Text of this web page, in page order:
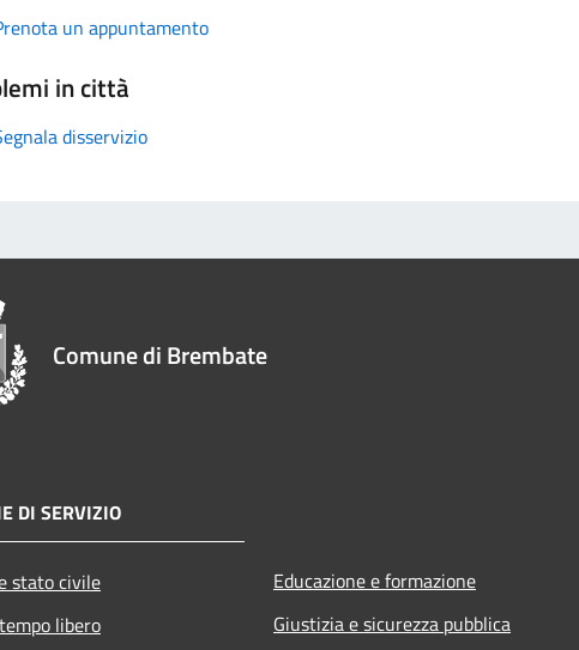
un appuntamento
in città
disservizio
Comune di Brembate
DI SERVIZIO
stato civile
libero
Educazione e formazione
Giustizia e sicurezza pubblica